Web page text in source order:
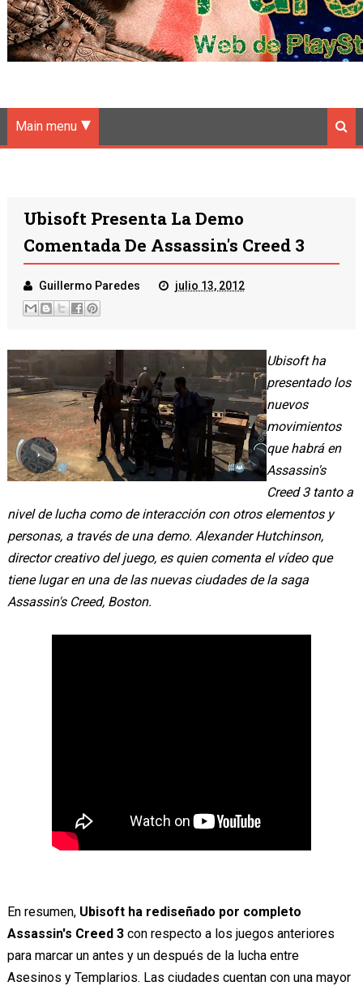
Main menu
Ubisoft Presenta La Demo
Comentada De Assassin's Creed 3
Guillermo Paredes julio 13, 2012
Ubisoft ha
presentado los
nuevos
movimientos
que habrá en
Assassin's
Creed 3 tanto a
nivel de lucha como de interacción con otros elementos y
personas, a través de una demo. Alexander Hutchinson,
director creativo del juego, es quien comenta el vídeo que
tiene lugar en una de las nuevas ciudades de la saga
Assassin's Creed, Boston.
En resumen, Ubisoft ha rediseñado por completo
Assassin's Creed 3con respecto a los juegos anteriores
para marcar un antes y un después de la lucha entre
Asesinos y Templarios. Las ciudades cuentan con una mayor